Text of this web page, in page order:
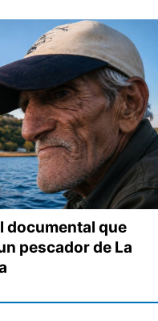
documental que
pescador de La